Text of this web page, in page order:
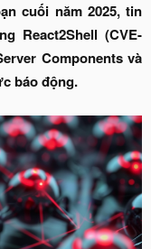
cuối năm 2025, tin
React2Shell (CVE-
Components và
báo động.